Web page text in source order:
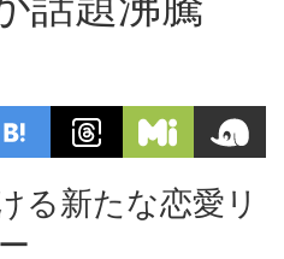
る新たな恋愛リ